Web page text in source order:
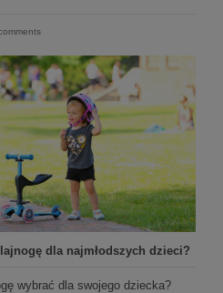
dla najmłodszych dzieci?
wybrać dla swojego dziecka?